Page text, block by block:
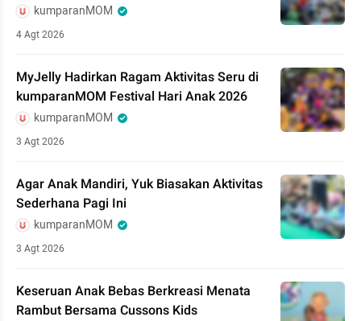
kumparanMOM
4 Agt 2026
MyJelly Hadirkan Ragam Aktivitas Seru di
kumparanMOM Festival Hari Anak 2026
kumparanMOM
3 Agt 2026
Agar Anak Mandiri, Yuk Biasakan Aktivitas
Sederhana Pagi Ini
kumparanMOM
3 Agt 2026
Keseruan Anak Bebas Berkreasi Menata
Rambut Bersama Cussons Kids